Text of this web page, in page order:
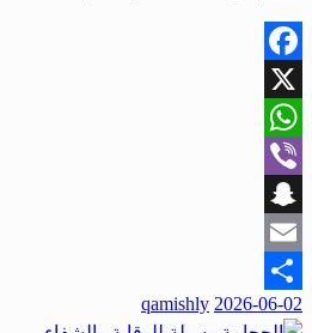
Facebook
X
WhatsApp
Viber
Snapchat
Email
Share
نُشر
2026-06-02
qamishly